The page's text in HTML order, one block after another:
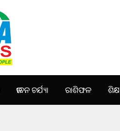
ଜୀବନ ଚର୍ଯ୍ୟା ରାଶିଫଳ